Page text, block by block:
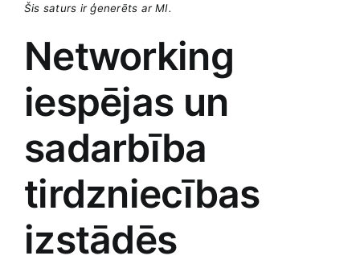
Šis saturs ir ģenerēts​ ar MI.
Networking
iespējas un
sadarbība
tirdzniecības
izstādēs